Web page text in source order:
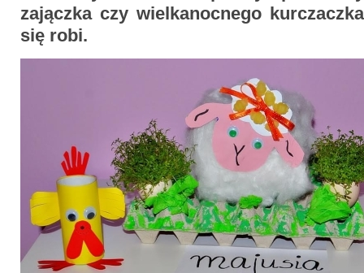
zajączka czy wielkanocnego
się robi.